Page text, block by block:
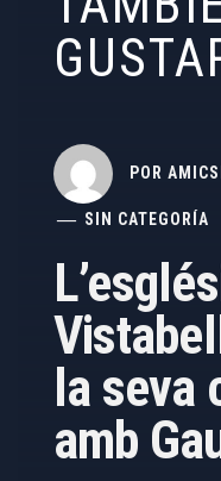
POR
SIN CATEGORÍA
la seva
amb